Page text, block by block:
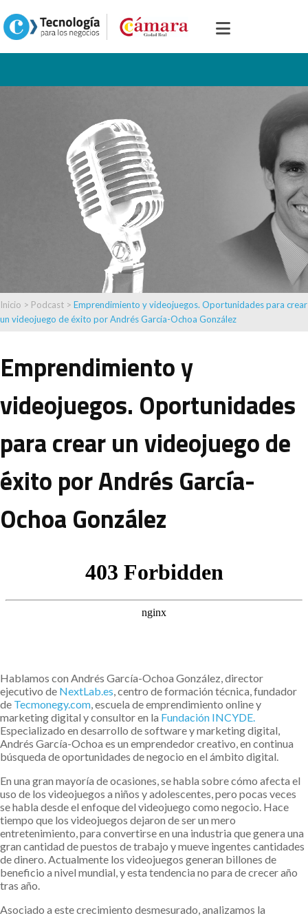
Inicio > Podcast > Emprendimiento y videojuegos. Oportunidades para crear
un videojuego de éxito por Andrés García-Ochoa González
Emprendimiento y
videojuegos. Oportunidades
para crear un videojuego de
éxito por Andrés García-
Ochoa González
Hablamos con Andrés García-Ochoa González, director
ejecutivo de NextLab.es, centro de formación técnica, fundador
de Tecmonegy.com, escuela de emprendimiento online y
marketing digital y consultor en la Fundación INCYDE.
Especializado en desarrollo de software y marketing digital,
Andrés García-Ochoa es un emprendedor creativo, en continua
búsqueda de oportunidades de negocio en el ámbito digital.
En una gran mayoría de ocasiones, se habla sobre cómo afecta el
uso de los videojuegos a niños y adolescentes, pero pocas veces
se habla desde el enfoque del videojuego como negocio. Hace
tiempo que los videojuegos dejaron de ser un mero
entretenimiento, para convertirse en una industria que genera una
gran cantidad de puestos de trabajo y mueve ingentes cantidades
de dinero. Actualmente los videojuegos generan billones de
beneficio a nivel mundial, y esta tendencia no para de crecer año
tras año.
Asociado a este crecimiento desmesurado, analizamos la